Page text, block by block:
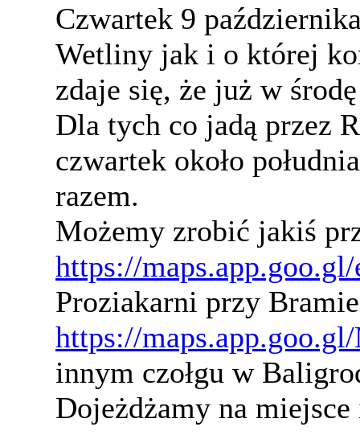
Czwartek 9
Wetliny jak i o której
zdaje się, że już w
Dla tych co jadą przez
czwartek około
razem.
Możemy zrobić jakiś
https://
Proziakarni przy
https://
innym czołgu w
Dojeżdżamy na